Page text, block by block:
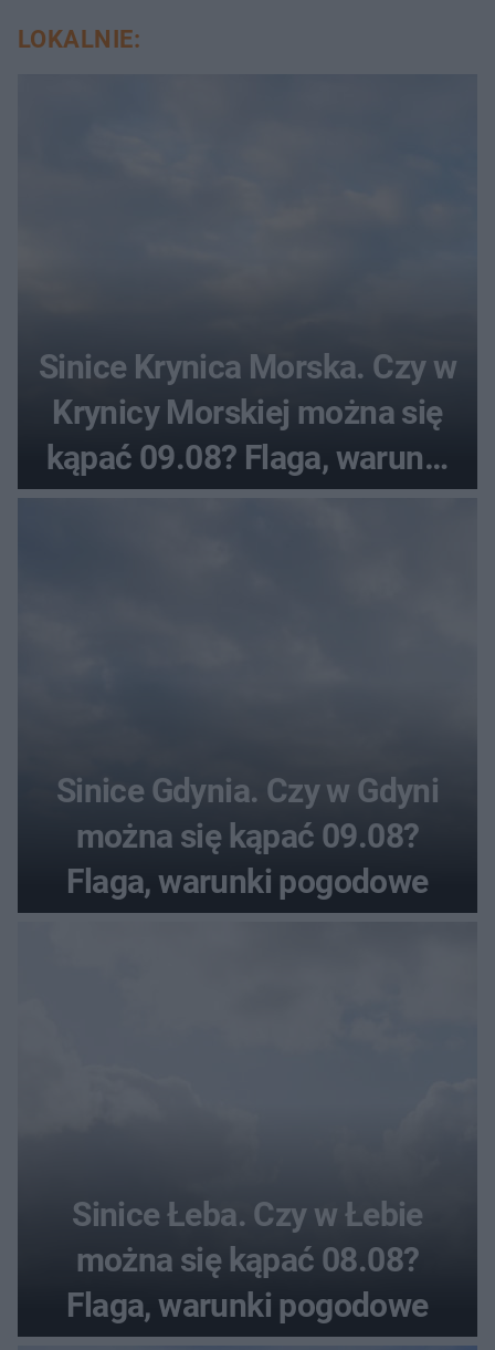
LOKALNIE:
Sinice Krynica Morska. Czy w
Krynicy Morskiej można się
kąpać 09.08? Flaga, warunki
pogodowe
Sinice Gdynia. Czy w Gdyni
można się kąpać 09.08?
Flaga, warunki pogodowe
Sinice Łeba. Czy w Łebie
można się kąpać 08.08?
Flaga, warunki pogodowe